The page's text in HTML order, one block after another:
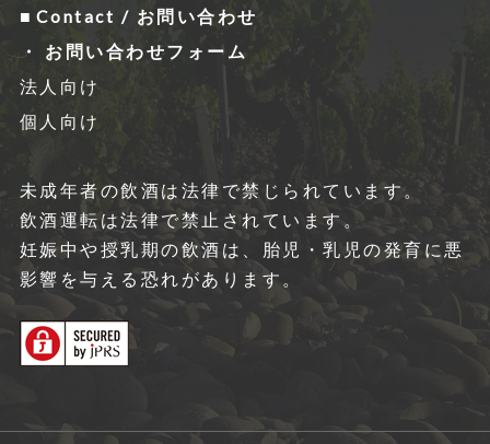
未成年者の飲酒は法律で禁じられています。
飲酒運転は法律で禁⽌されています。
妊娠中や授乳期の飲酒は、胎児・乳児の発育に悪
影響を与える恐れがあります。
Contact / お問い合わせ
お問い合わせフォーム
法人向け
個人向け